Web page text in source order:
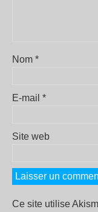
Nom *
E-mail *
Site web
Ce site utilise